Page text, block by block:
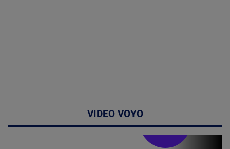
VIDEO VOYO